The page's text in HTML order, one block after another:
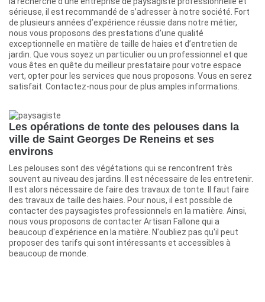
sérieuse, il est recommandé de s’adresser à notre société. Fort
de plusieurs années d’expérience réussie dans notre métier,
nous vous proposons des prestations d’une qualité
exceptionnelle en matière de taille de haies et d’entretien de
jardin. Que vous soyez un particulier ou un professionnel et que
vous êtes en quête du meilleur prestataire pour votre espace
vert, opter pour les services que nous proposons. Vous en serez
satisfait. Contactez-nous pour de plus amples informations.
Les opérations de tonte des pelouses dans la
ville de Saint Georges De Reneins et ses
environs
Les pelouses sont des végétations qui se rencontrent très
souvent au niveau des jardins. Il est nécessaire de les entretenir.
Il est alors nécessaire de faire des travaux de tonte. Il faut faire
des travaux de taille des haies. Pour nous, il est possible de
contacter des paysagistes professionnels en la matière. Ainsi,
nous vous proposons de contacter Artisan Fallone qui a
beaucoup d'expérience en la matière. N'oubliez pas qu'il peut
proposer des tarifs qui sont intéressants et accessibles à
beaucoup de monde.